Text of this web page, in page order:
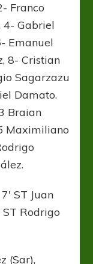
Franco
4- Gabriel
Emanuel
8- Cristian
Sagarzazu
Damato.
Braian
Maximiliano
ST Juan
ST Rodrigo
(Sar),